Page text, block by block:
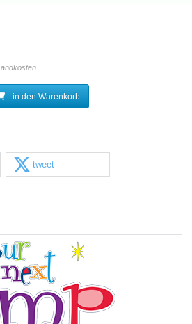
in den Warenkorb
tweet